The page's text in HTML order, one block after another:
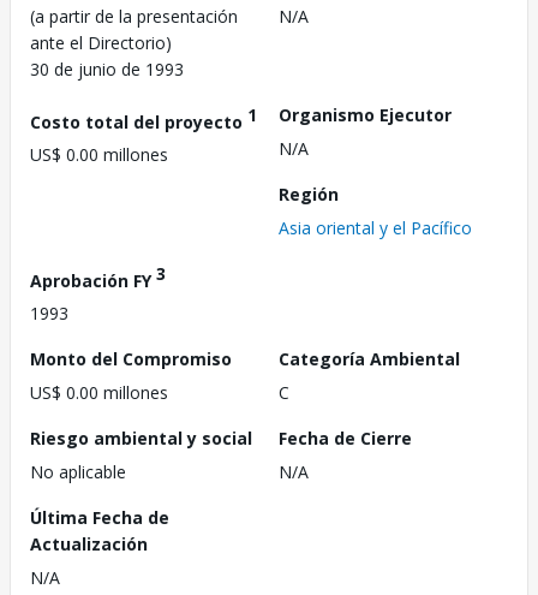
(a partir de la presentación
ante el Directorio)
30 de junio de 1993
N/A
Costo total del proyecto 1
US$ 0.00 millones
Organismo Ejecutor
N/A
Región
Asia oriental y el Pacífico
Aprobación FY3
1993
Monto del Compromiso
US$ 0.00 millones
Categoría Ambiental
C
Riesgo ambiental y social
No aplicable
Fecha de Cierre
N/A
Última Fecha de
Actualización
N/A